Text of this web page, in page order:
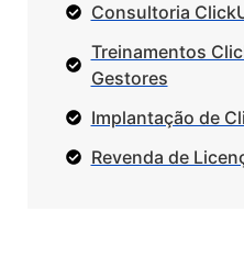
Consultoria
Treinamentos
Gestores
Implantação de
Revenda de